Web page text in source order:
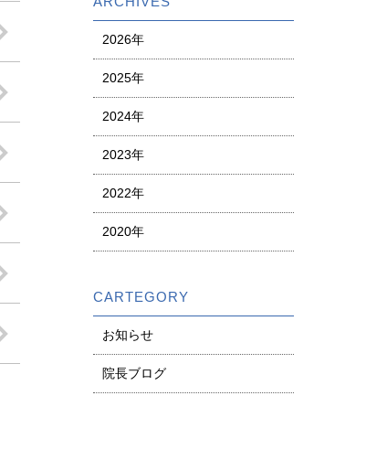
2026年
2025年
2024年
2023年
2022年
2020年
CARTEGORY
お知らせ
院長ブログ